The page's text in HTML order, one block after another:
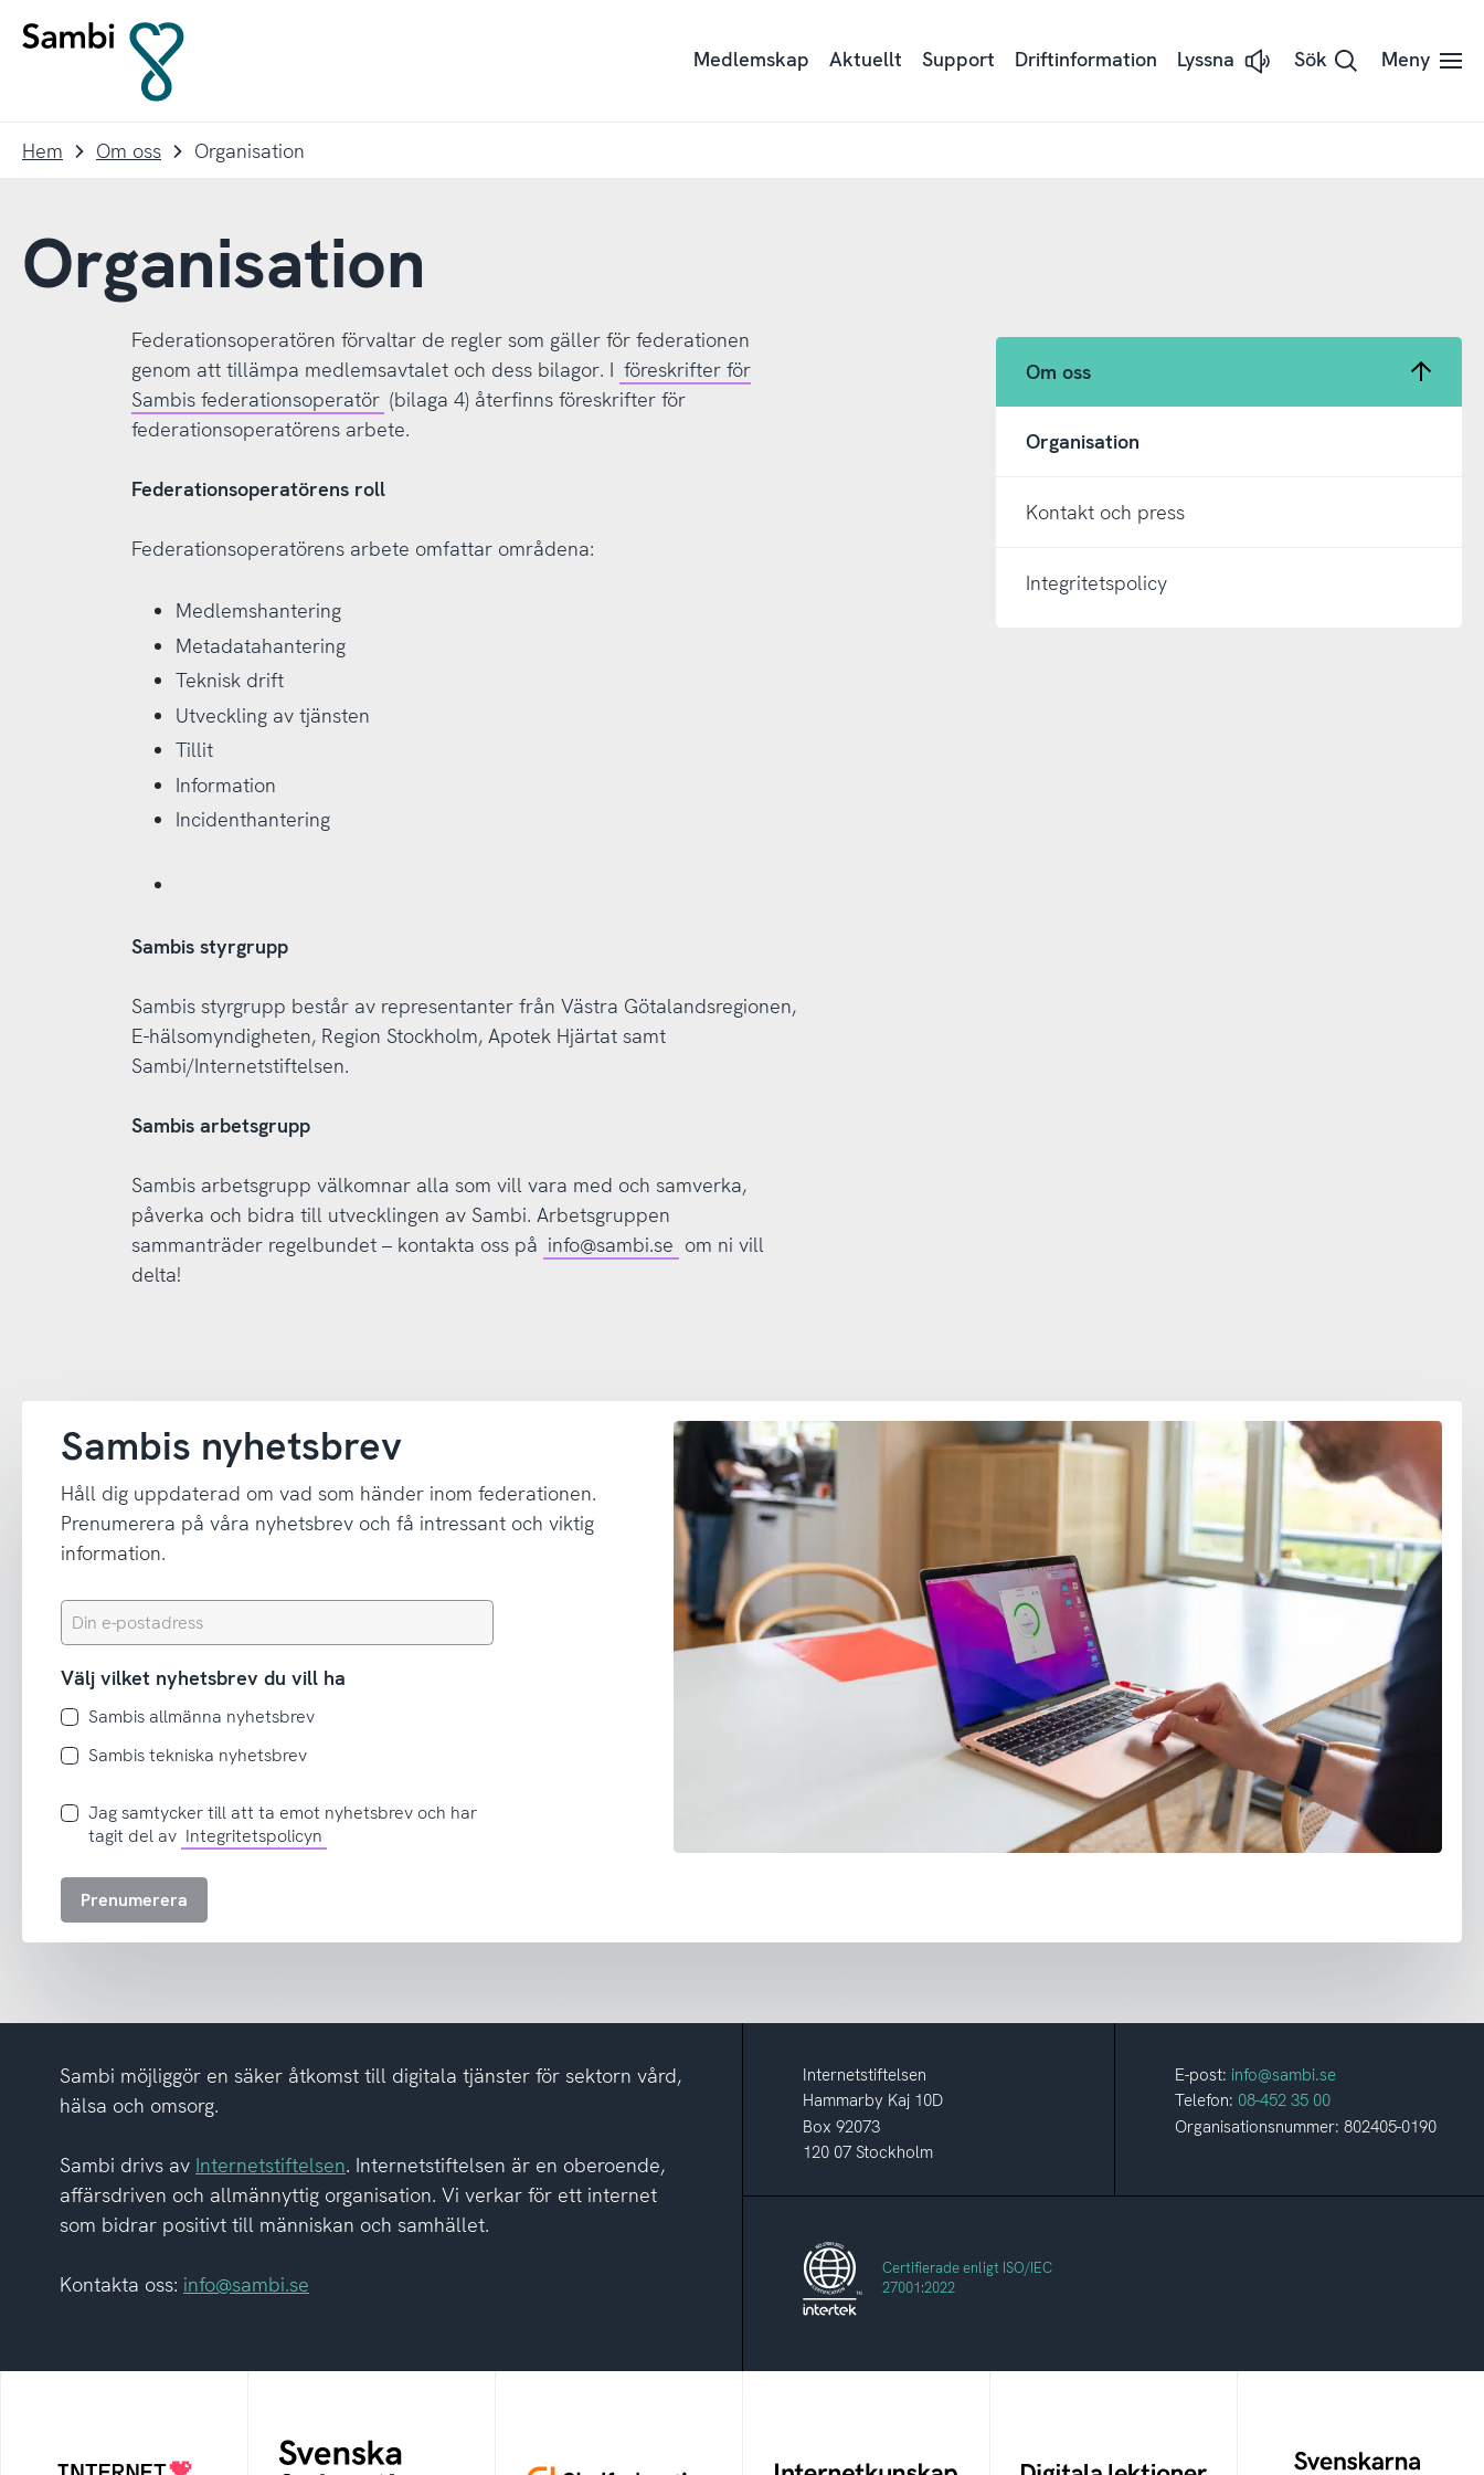
navigering
innehållet
Medlemskap Aktuellt Support Driftinformation Lyssna
Lyssna Sök Meny
Hem Om oss Organisation
Organisation
Om oss
Organisation
Kontakt och press
Integritetspolicy
Federationsoperatören förvaltar de regler som gäller för federationen
genom att tillämpa medlemsavtalet och dess bilagor. I föreskrifter för
Sambis federationsoperatör (bilaga 4) återfinns föreskrifter för
federationsoperatörens arbete.
Federationsoperatörens roll
Federationsoperatörens arbete omfattar områdena:
Medlemshantering
Metadatahantering
Teknisk drift
Utveckling av tjänsten
Tillit
Information
Incidenthantering
Sambis styrgrupp
Sambis styrgrupp består av representanter från Västra Götalandsregionen,
E-hälsomyndigheten, Region Stockholm, Apotek Hjärtat samt
Sambi/Internetstiftelsen.
Sambis arbetsgrupp
Sambis arbetsgrupp välkomnar alla som vill vara med och samverka,
påverka och bidra till utvecklingen av Sambi. Arbetsgruppen
sammanträder regelbundet – kontakta oss på info@sambi.se om ni vill
delta!
Sambis nyhetsbrev
Håll dig uppdaterad om vad som händer inom federationen.
Prenumerera på våra nyhetsbrev och få intressant och viktig
information.
Din
e-
Välj vilket nyhetsbrev du vill ha
Sambis allmänna nyhetsbrev
Sambis tekniska nyhetsbrev
Jag
samtycker
att
av
integritetspolicyn
Jag samtycker till att ta emot nyhetsbrev och har
tagit del av Integritetspolicyn
Prenumerera
Sambi möjliggör en säker åtkomst till digitala tjänster för sektorn vård,
hälsa och omsorg.
Sambi drivs av Internetstiftelsen. Internetstiftelsen är en oberoende,
affärsdriven och allmännyttig organisation. Vi verkar för ett internet
som bidrar positivt till människan och samhället.
Kontakta oss: info@sambi.se
Internetstiftelsen
Hammarby Kaj 10D
Box 92073
120 07 Stockholm
E-post: info@sambi.se
Telefon: 08-452 35 00
Organisationsnummer: 802405-0190
Certifierade enligt ISO/IEC
27001:2022
Grunden för
Skolfederation förbättrar
Öppen digital lärresurs